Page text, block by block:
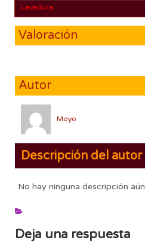
Levadura:
Valoración
Autor
Moyo
Descripción del autor
No hay ninguna descripción aún
Deja una respuesta